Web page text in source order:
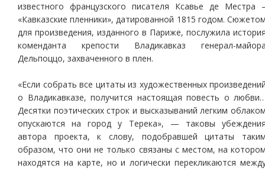
известного французского писателя Ксавье де Местра
«Кавказские пленники», датированной 1815 годом.
для произведения, изданного в Париже, послужила
коменданта крепости Владикавказ генерал-
Дельпоццо, захваченного в плен.
«Если собрать все цитаты из художественных
о Владикавказе, получится настоящая повесть о
Десятки поэтических строк и высказываний легким
опускаются на город у Терека», — таковы
автора проекта, к слову, подобравшей цитаты
образом, что они не только связаны с местом, на
находятся на карте, но и логически перекликаются